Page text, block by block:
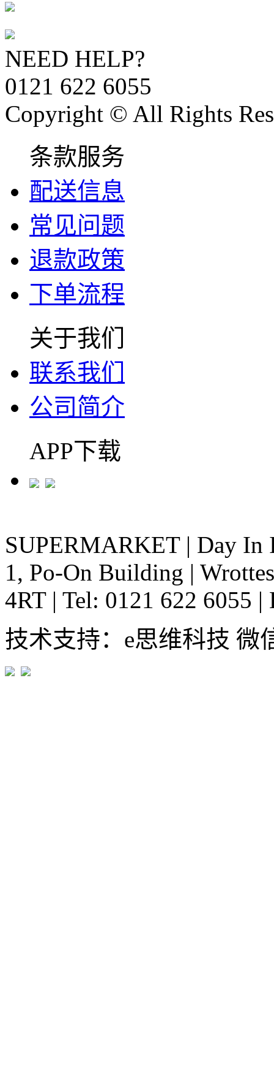
NEED HELP?
0121 622 6055
Copyright © All Rights
条款服务
配送信息
常见问题
退款政策
下单流程
关于我们
联系我们
公司简介
APP下载
SUPERMARKET | Day In
1, Po-On Building |
4RT | Tel: 0121 622 6055 |
技术支持：e思维科技 微